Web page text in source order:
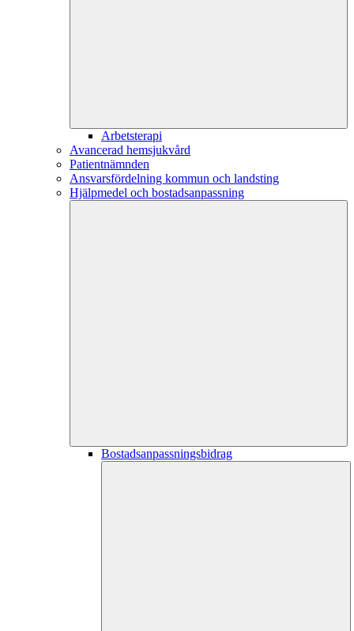
Arbetsterapi
Avancerad hemsjukvård
Patientnämnden
Ansvarsfördelning kommun och landsting
Hjälpmedel och bostadsanpassning
Bostadsanpassningsbidrag